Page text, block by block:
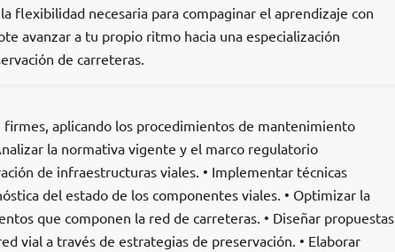
flexibilidad necesaria para compaginar el aprendizaje con
avanzar a tu propio ritmo hacia una especialización
de carreteras.
firmes, aplicando los procedimientos de mantenimiento
la normativa vigente y el marco regulatorio
de infraestructuras viales. • Implementar técnicas
del estado de los componentes viales. • Optimizar la
que componen la red de carreteras. • Diseñar propuestas
vial a través de estrategias de preservación. • Elaborar